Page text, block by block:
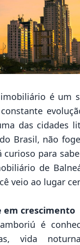
é um
das cidades
Brasil, não
curioso para
de
veio ao lugar
em crescimento
é
vida